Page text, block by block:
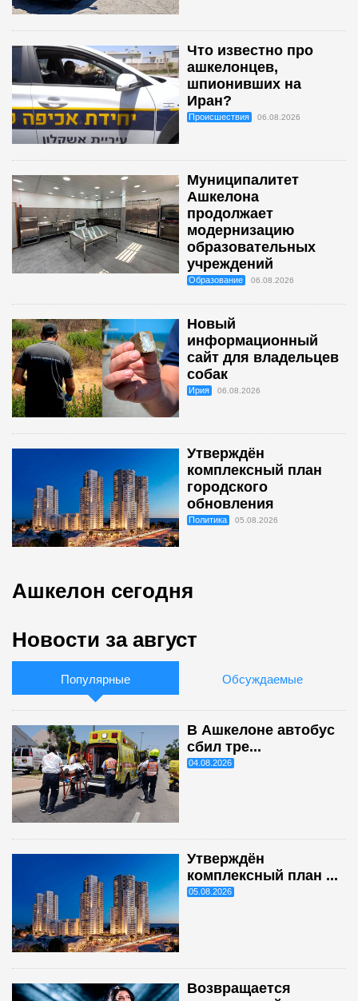
Что известно про
ашкелонцев,
шпионивших на
Иран?
Происшествия 06.08.2026
Муниципалитет
Ашкелона
продолжает
модернизацию
образовательных
учреждений
Образование 06.08.2026
Новый
информационный
сайт для владельцев
собак
Ирия 06.08.2026
Утверждён
комплексный план
городского
обновления
Политика 05.08.2026
Ашкелон сегодня
Новости за август
Популярные Обсуждаемые
В Ашкелоне автобус
сбил тре...
04.08.2026
Утверждён
комплексный план ...
05.08.2026
Возвращается